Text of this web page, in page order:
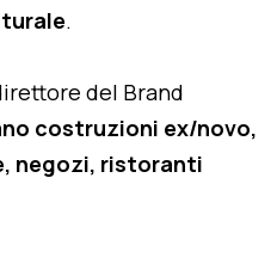
.
del Brand
costruzioni ex/novo,
negozi, ristoranti